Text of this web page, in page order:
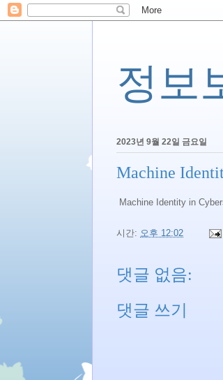
정보
2023년 9월 22일 금요일
Machine
Machine Identity in
시간: 오후 12:02
댓글 없음:
댓글 쓰기